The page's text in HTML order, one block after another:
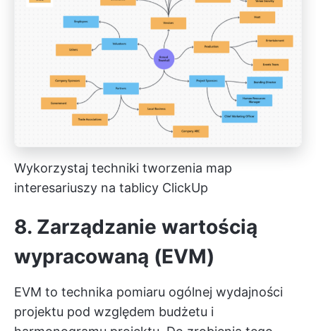
Wykorzystaj techniki tworzenia map
interesariuszy na tablicy ClickUp
8. Zarządzanie wartością
wypracowaną (EVM)
EVM to technika pomiaru ogólnej wydajności
projektu pod względem budżetu i